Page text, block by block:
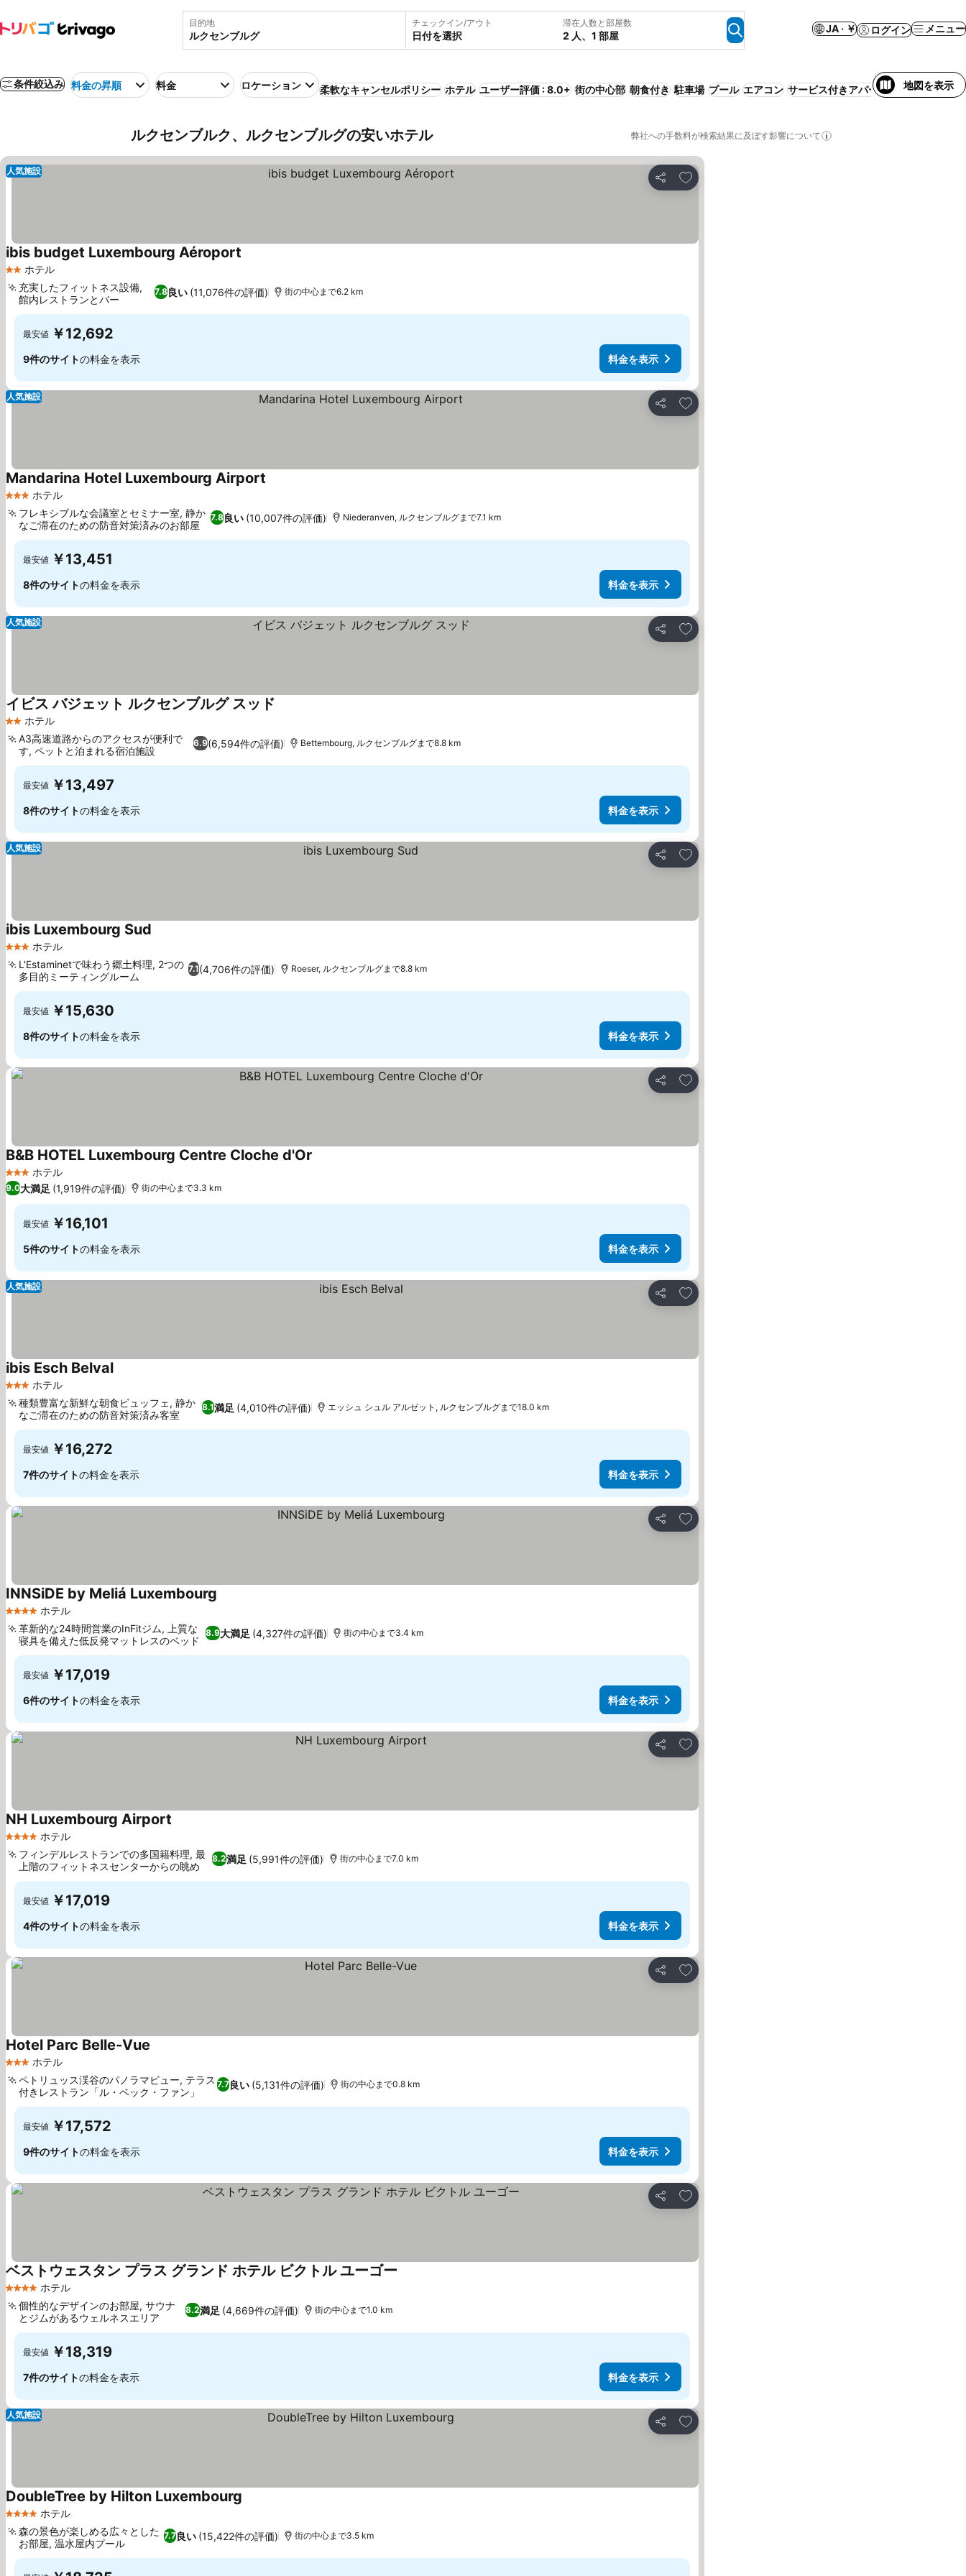
目的地 チェックイン/アウト
日付を選択
滞在人数と部屋数
2 人、1 部屋
JA · ￥ ログイン メニュー
条件絞込み 料金の昇順 料金 ロケーション 柔軟なキャンセルポリシー ホテル ユーザー評価 : 8.0+ 街の中心部 朝食付き 駐車場 プール エアコン サービス付きアパートメント WiFi リ
地図を表示
ルクセンブルク、ルクセンブルグの安いホテル 弊社への手数料が検索結果に及ぼす影響について
シェア
お気に入りに追加
人気施設
2 ホテルのランク
ホテル
ibis budget Luxembourg Aéroport
7.8良い (11,076件の評価)
充実したフィットネス設備,
館内レストランとバー
街の中心まで6.2 km
最安値 ￥12,692
9件のサイトの料金を表示 料金を表示
シェア
お気に入りに追加
人気施設
3 ホテルのランク
ホテル
Mandarina Hotel Luxembourg Airport
7.8良い (10,007件の評価)
フレキシブルな会議室とセミナー室, 静か
なご滞在のための防音対策済みのお部屋
Niederanven, ルクセンブルグまで7.1 km
最安値 ￥13,451
8件のサイトの料金を表示 料金を表示
シェア
お気に入りに追加
人気施設
2 ホテルのランク
ホテル
イビス バジェット ルクセンブルグ スッド
6.9(6,594件の評価)
A3高速道路からのアクセスが便利で
す, ペットと泊まれる宿泊施設
Bettembourg, ルクセンブルグまで8.8 km
最安値 ￥13,497
8件のサイトの料金を表示 料金を表示
シェア
お気に入りに追加
人気施設
3 ホテルのランク
ホテル
ibis Luxembourg Sud
7.1(4,706件の評価)
L'Estaminetで味わう郷土料理, 2つの
多目的ミーティングルーム
Roeser, ルクセンブルグまで8.8 km
最安値 ￥15,630
8件のサイトの料金を表示 料金を表示
シェア
お気に入りに追加
3 ホテルのランク
ホテル
B&B HOTEL Luxembourg Centre Cloche d'Or
9.0大満足 (1,919件の評価) 街の中心まで3.3 km
最安値 ￥16,101
5件のサイトの料金を表示 料金を表示
シェア
お気に入りに追加
人気施設
3 ホテルのランク
ホテル
ibis Esch Belval料金を表示
8.1満足 (4,010件の評価)
種類豊富な新鮮な朝食ビュッフェ, 静か
なご滞在のための防音対策済み客室
エッシュ シュル アルゼット, ルクセンブルグまで18.0 km
最安値 ￥16,272
7件のサイトの料金を表示 料金を表示
シェア
お気に入りに追加
4 ホテルのランク
ホテル
INNSiDE by Meliá Luxembourg
8.9大満足 (4,327件の評価)
革新的な24時間営業のInFitジム, 上質な
寝具を備えた低反発マットレスのベッド
街の中心まで3.4 km
最安値 ￥17,019
6件のサイトの料金を表示 料金を表示
シェア
お気に入りに追加
4 ホテルのランク
ホテル
NH Luxembourg Airport
8.2満足 (5,991件の評価)
フィンデルレストランでの多国籍料理, 最
上階のフィットネスセンターからの眺め
街の中心まで7.0 km
最安値 ￥17,019
4件のサイトの料金を表示 料金を表示
シェア
お気に入りに追加
3 ホテルのランク
ホテル
Hotel Parc Belle-Vue
7.7良い (5,131件の評価)
ペトリュッス渓谷のパノラマビュー, テラス
付きレストラン「ル・ベック・ファン」
街の中心まで0.8 km
最安値 ￥17,572
9件のサイトの料金を表示 料金を表示
シェア
お気に入りに追加
4 ホテルのランク
ホテル
ベストウェスタン プラス グランド ホテル ビクトル ユーゴー
8.2満足 (4,669件の評価)
個性的なデザインのお部屋, サウナ
とジムがあるウェルネスエリア
街の中心まで1.0 km
最安値 ￥18,319
7件のサイトの料金を表示 料金を表示
シェア
お気に入りに追加
人気施設
4 ホテルのランク
ホテル
DoubleTree by Hilton Luxembourg
7.7良い (15,422件の評価)
森の景色が楽しめる広々とした
お部屋, 温水屋内プール
街の中心まで3.5 km